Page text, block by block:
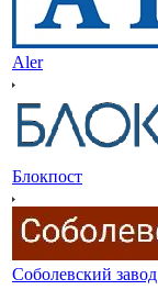
Aler
Блокпост
Соболевский завод